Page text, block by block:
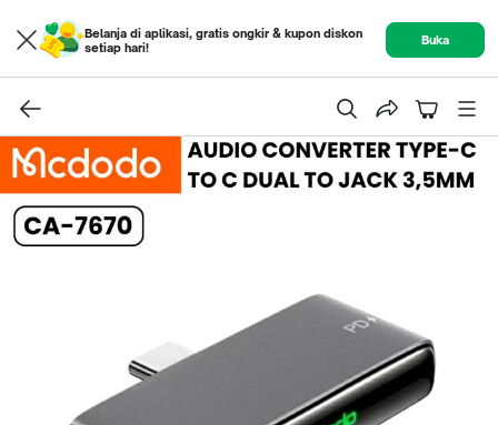
Belanja di aplikasi, gratis ongkir & kupon diskon
setiap hari!
Buka